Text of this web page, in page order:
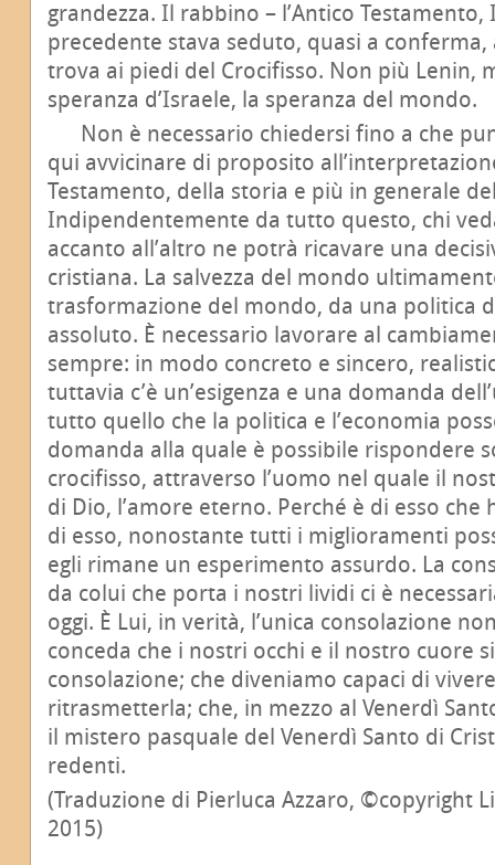
grandezza. Il rabbino – l’Antico
precedente stava seduto, quasi a
trova ai piedi del Crocifisso. Non più Lenin,
speranza d’Israele, la speranza del mondo.
Non è necessario chiedersi fino a che
qui avvicinare di proposito
Testamento, della storia e più in generale
Indipendentemente da tutto questo, chi
accanto all’altro ne potrà ricavare una
cristiana. La salvezza del mondo
trasformazione del mondo, da una politica
assoluto. È necessario lavorare al
sempre: in modo concreto e sincero,
tuttavia c’è un’esigenza e una domanda
tutto quello che la politica e l’economia
domanda alla quale è possibile rispondere
crocifisso, attraverso l’uomo nel quale il
di Dio, l’amore eterno. Perché è di esso che
di esso, nonostante tutti i miglioramenti
egli rimane un esperimento assurdo. La
da colui che porta i nostri lividi ci è
oggi. È Lui, in verità, l’unica consolazione
conceda che i nostri occhi e il nostro cuore
consolazione; che diveniamo capaci di
ritrasmetterla; che, in mezzo al Venerdì
il mistero pasquale del Venerdì Santo di
redenti.
(Traduzione di Pierluca Azzaro, ©copyright
2015)